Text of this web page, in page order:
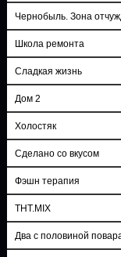
Чернобыль. Зона
Школа ремонта
Сладкая жизнь
Дом 2
Холостяк
Сделано со вкусом
Фэшн терапия
ТНТ.MIX
Два с половиной